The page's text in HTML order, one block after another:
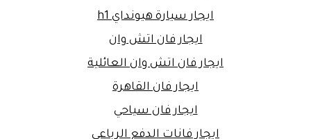
ايجار سيارة هيونداي h1
ايجار فان اتش وان
ايجار فان اتش وان العائلية
ايجار فان القاهرة
ايجار فان سياحي
ايجار فانات الدفع الرباعي